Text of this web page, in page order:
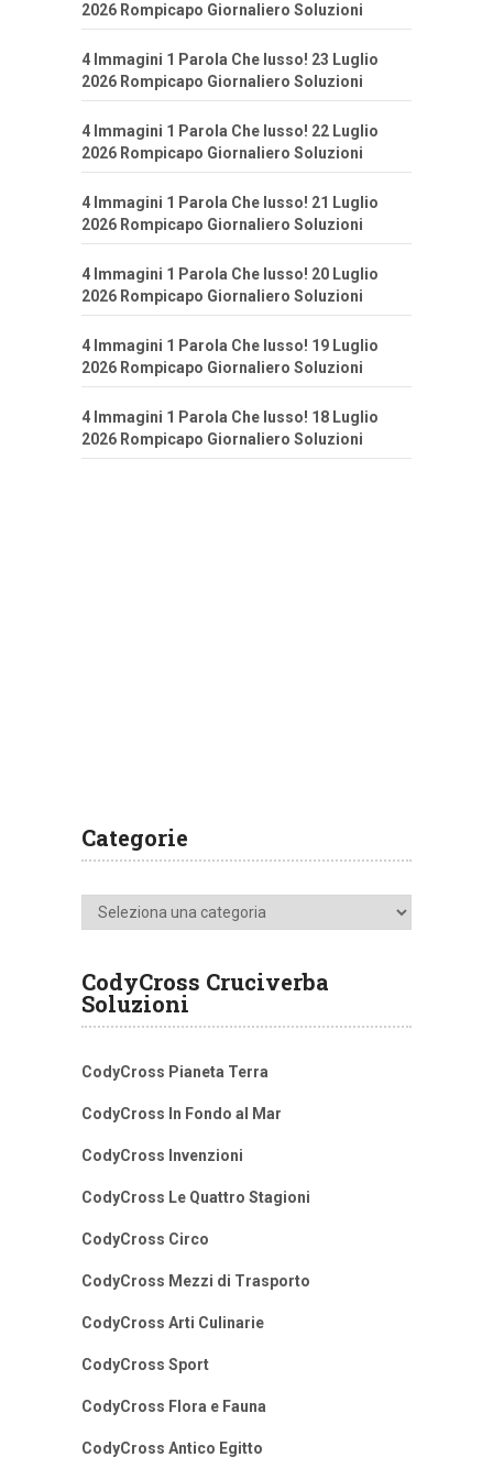
2026 Rompicapo Giornaliero Soluzioni
4 Immagini 1 Parola Che lusso! 23 Luglio
2026 Rompicapo Giornaliero Soluzioni
4 Immagini 1 Parola Che lusso! 22 Luglio
2026 Rompicapo Giornaliero Soluzioni
4 Immagini 1 Parola Che lusso! 21 Luglio
2026 Rompicapo Giornaliero Soluzioni
4 Immagini 1 Parola Che lusso! 20 Luglio
2026 Rompicapo Giornaliero Soluzioni
4 Immagini 1 Parola Che lusso! 19 Luglio
2026 Rompicapo Giornaliero Soluzioni
4 Immagini 1 Parola Che lusso! 18 Luglio
2026 Rompicapo Giornaliero Soluzioni
Categorie
Categorie
CodyCross Cruciverba
Soluzioni
CodyCross Pianeta Terra
CodyCross In Fondo al Mar
CodyCross Invenzioni
CodyCross Le Quattro Stagioni
CodyCross Circo
CodyCross Mezzi di Trasporto
CodyCross Arti Culinarie
CodyCross Sport
CodyCross Flora e Fauna
CodyCross Antico Egitto